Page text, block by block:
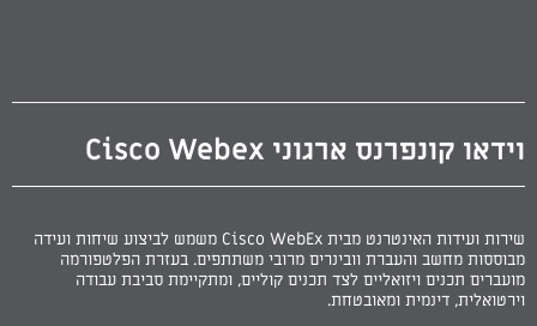
וידאו קונפרנס ארגוני Cisco Webex
שירות ועידות האינטרנט מבית Cisco WebEx משמש לביצוע שיחות ועידה
מבוססות מחשב והעברת וובינרים מרובי משתתפים. בעזרת הפלטפורמה
מועברים תכנים ויזואליים לצד תכנים קוליים, ומתקיימת סביבת עבודה
וירטואלית, דינמית ומאובטחת.